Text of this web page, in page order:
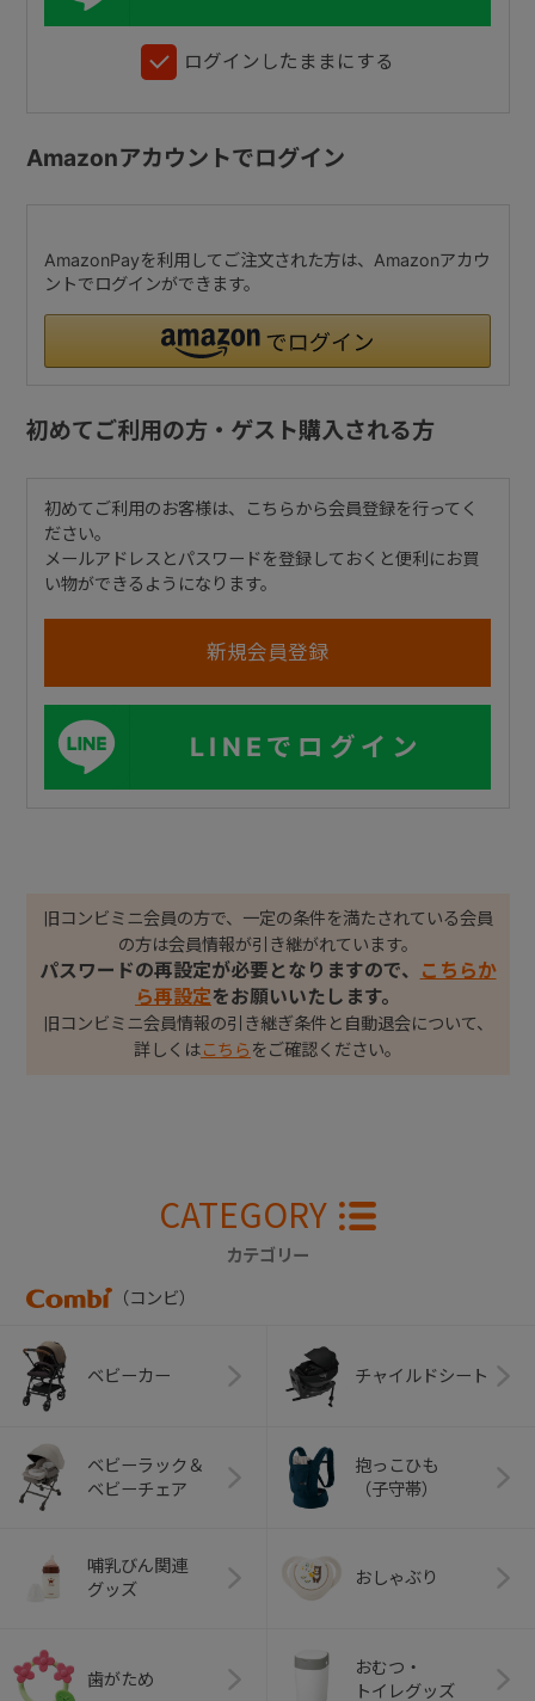
ログインしたままにする
Amazonアカウントでログイン
AmazonPayを利用してご注文された方は、Amazonアカウ
ントでログインができます。
初めてご利用の方・ゲスト購入される方
初めてご利用のお客様は、こちらから会員登録を行ってく
ださい。
メールアドレスとパスワードを登録しておくと便利にお買
い物ができるようになります。
LINEでログイン
旧コンビミニ会員の方で、一定の条件を満たされている会員
の方は会員情報が引き継がれています。
パスワードの再設定が必要となりますので、
こちらか
ら再設定をお願いいたします。
旧コンビミニ会員情報の引き継ぎ条件と自動退会について、
詳しくはこちら をご確認ください。
CATEGORY
カテゴリー
（コンビ）
ベビーカー チャイルドシート
ベビーラック＆
ベビーチェア
抱っこひも
（子守帯）
哺乳びん関連
グッズ
おしゃぶり
歯がため
おむつ・
トイレグッズ